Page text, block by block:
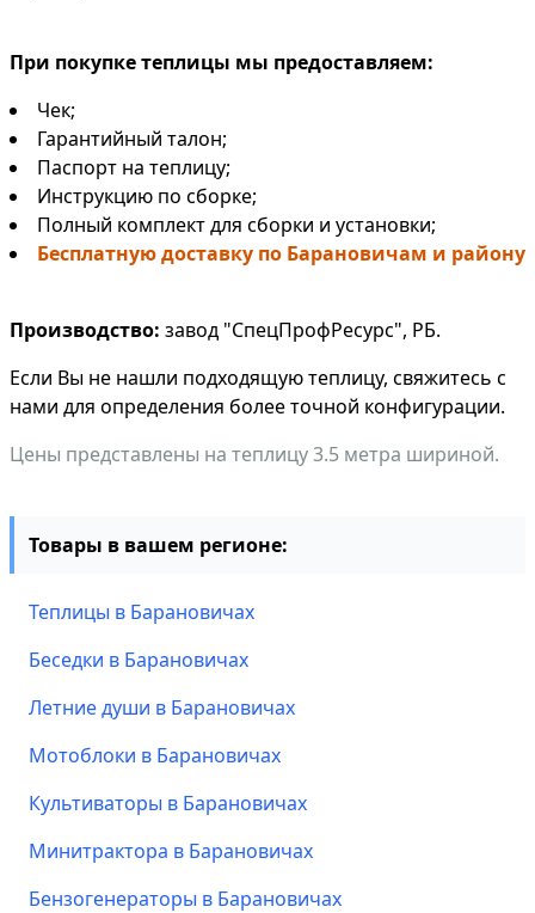
При покупке теплицы мы предоставляем:
Чек;
Гарантийный талон;
Паспорт на теплицу;
Инструкцию по сборке;
Полный комплект для сборки и установки;
Бесплатную доставку по Барановичам и району
Производство: завод "СпецПрофРесурс", РБ.
Если Вы не нашли подходящую теплицу, свяжитесь с
нами для определения более точной конфигурации.
Цены представлены на теплицу 3.5 метра шириной.
Товары в вашем регионе:
Теплицы в Барановичах
Беседки в Барановичах
Летние души в Барановичах
Мотоблоки в Барановичах
Культиваторы в Барановичах
Минитрактора в Барановичах
Бензогенераторы в Барановичах